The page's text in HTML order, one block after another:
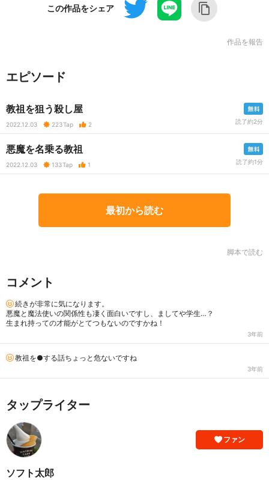
この作品をシェア
作品を報告
エピソード
教祖を狙う殺し屋
2022.12.03 223Tap 2 読了約2分
悪魔を名乗る教祖
2022.12.03 133Tap 1 読了約1分
最初から読む
脚本で読む
コメント
続きが非常に気になります。
悪魔と魔法使いの関係性も凄く面白いですし、ましてや学生…？
生まれ持っての才能がとてつもないのですかね！
3年前
教祖を●する話ちょっと危ないですね
3年前
タップライター
ファン
ソフト太郎